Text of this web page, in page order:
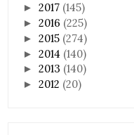
►2017 (145)
►2016 (225)
►2015 (274)
►2014 (140)
►2013 (140)
►2012 (20)